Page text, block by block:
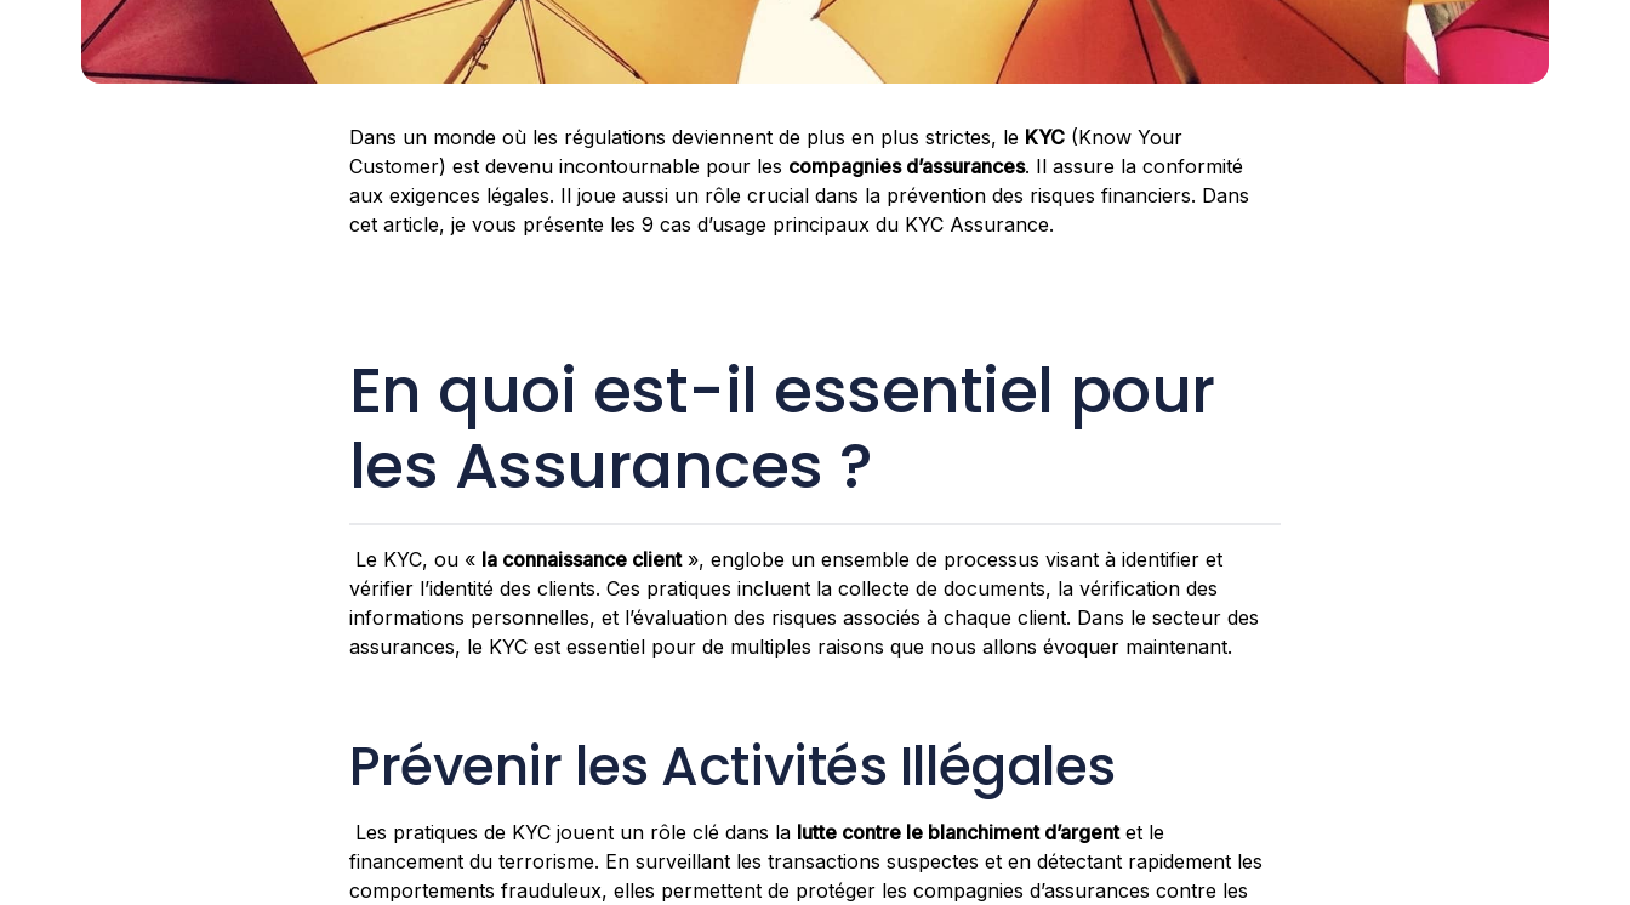
Dans un monde où les régulations deviennent de plus en plus strictes, le KYC (Know Your
Customer) est devenu incontournable pour les compagnies d’assurances. Il assure la conformité
aux exigences légales. Il joue aussi un rôle crucial dans la prévention des risques financiers. Dans
cet article, je vous présente les 9 cas d’usage principaux du KYC Assurance.
En quoi est-il essentiel pour
les Assurances ?
Le KYC, ou « la connaissance client», englobe un ensemble de processus visant à identifier et
vérifier l’identité des clients. Ces pratiques incluent la collecte de documents, la vérification des
informations personnelles, et l’évaluation des risques associés à chaque client. Dans le secteur des
assurances, le KYC est essentiel pour de multiples raisons que nous allons évoquer maintenant.
Prévenir les Activités Illégales
Les pratiques de KYC jouent un rôle clé dans la lutte contre le blanchiment d’argentet le
financement du terrorisme. En surveillant les transactions suspectes et en détectant rapidement les
comportements frauduleux, elles permettent de protéger les compagnies d’assurances contre les